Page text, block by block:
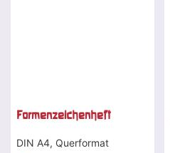
Formenzeichenheft
DIN A4, Querformat